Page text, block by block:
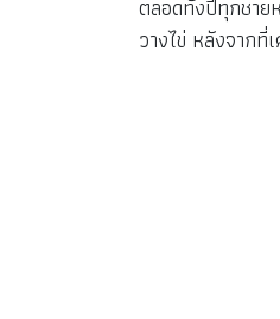
ตลอดทั้งปีทุกชาย
วางไข่ หลังจากที่